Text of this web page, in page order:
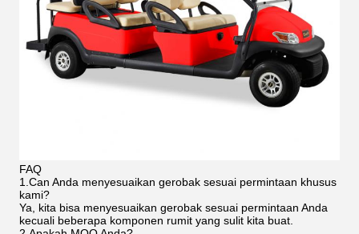
FAQ
1.Can Anda menyesuaikan gerobak sesuai permintaan khusus
kami?
Ya, kita bisa menyesuaikan gerobak sesuai permintaan Anda
kecuali beberapa komponen rumit yang sulit kita buat.